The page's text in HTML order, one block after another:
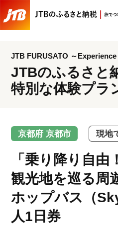
JTB FURUSATO ～Experience
JTBのふるさと
特別な体験プラ
京都府 京都市 現地
「乗り降り自由
観光地を巡る周
ホップバス（
人1日券